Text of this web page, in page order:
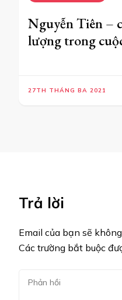
Nguyễn Tiên –
lượng trong
27TH THÁNG BA 2021
Trả lời
Email của bạn sẽ
Các trường bắt buộc